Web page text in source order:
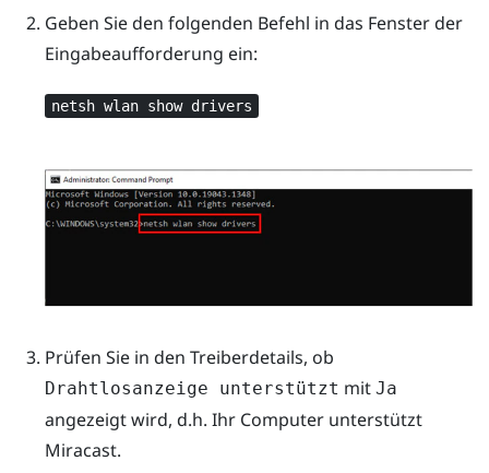
Geben Sie den folgenden Befehl in das Fenster der
Eingabeaufforderung ein:
netsh wlan show drivers
Prüfen Sie in den Treiberdetails, ob
Drahtlosanzeige unterstützt mit Ja
angezeigt wird, d.h. Ihr Computer unterstützt
Miracast.